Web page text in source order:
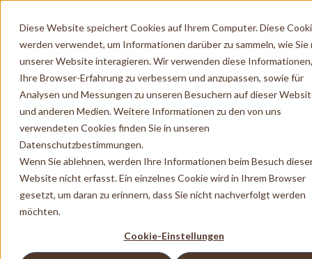
Diese Website speichert Cookies auf Ihrem Computer. Diese
werden verwendet, um Informationen darüber zu sammeln, wie Sie
unserer Website interagieren. Wir verwenden diese
Ihre Browser-Erfahrung zu verbessern und anzupassen, sowie für
Analysen und Messungen zu unseren Besuchern auf dieser
und anderen Medien. Weitere Informationen zu den von uns
verwendeten Cookies finden Sie in unseren
Datenschutzbestimmungen.
Wenn Sie ablehnen, werden Ihre Informationen beim Besuch
Website nicht erfasst. Ein einzelnes Cookie wird in Ihrem Browser
gesetzt, um daran zu erinnern, dass Sie nicht nachverfolgt werden
möchten.
Cookie-Einstellungen